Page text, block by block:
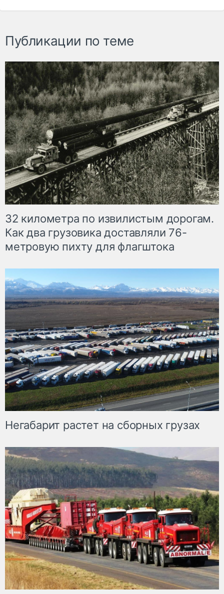
Публикации по теме
32 километра по извилистым дорогам.
Как два грузовика доставляли 76-
метровую пихту для флагштока
Негабарит растет на сборных грузах